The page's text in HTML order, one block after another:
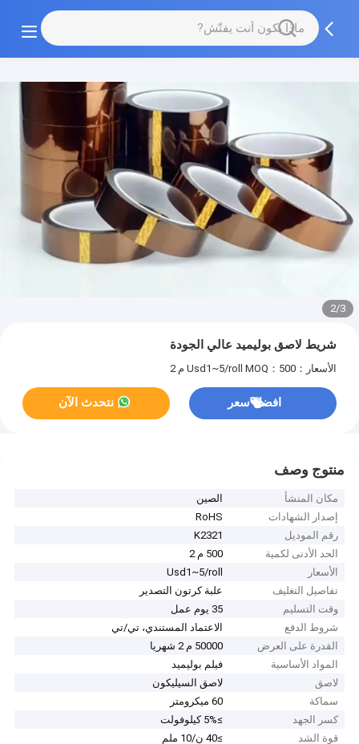
2/3
شريط لاصق بوليميد عالي الجودة
الأسعار：Usd1~5/roll MOQ：500 م 2
افضل سعر نتحدث الآن
منتوج وصف
مكان المنشأ
الصين
إصدار الشهادات
RoHS
رقم الموديل
K2321
الحد الأدنى لكمية
500 م 2
الأسعار
Usd1~5/roll
تفاصيل التغليف
علبة كرتون التصدير
وقت التسليم
35 يوم عمل
شروط الدفع
الاعتماد المستندي، تي/تي
القدرة على العرض
50000 م 2 شهريا
المواد الأساسية
فيلم بوليميد
لاصق
لاصق السيليكون
سماكة
60 ميكرومتر
كسر الجهد
≥5% كيلوفولت
قوة الشد
≥40 ن/10 ملم